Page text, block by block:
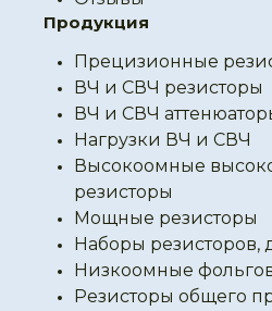
Продукция
Прецизионные
ВЧ и СВЧ резисторы
ВЧ и СВЧ
Нагрузки ВЧ и СВЧ
Высокоомные
резисторы
Мощные резисторы
Наборы резисторов,
Низкоомные
Резисторы общего